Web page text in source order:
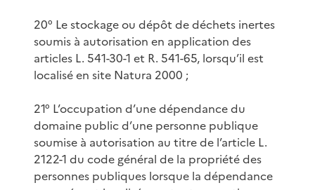
20° Le stockage ou dépôt de déchets inertes
soumis à autorisation en application des
articles L. 541-30-1 et R. 541-65, lorsqu’il est
localisé en site Natura 2000 ;
21° L’occupation d’une dépendance du
domaine public d’une personne publique
soumise à autorisation au titre de l’article L.
2122-1 du code général de la propriété des
personnes publiques lorsque la dépendance